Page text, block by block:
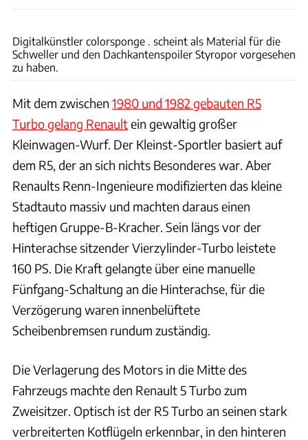
Digitalkünstler colorsponge . scheint als Material für die
Schweller und den Dachkantenspoiler Styropor vorgesehen
zu haben.
Mit dem zwischen 1980 und 1982 gebauten R5
Turbo gelang Renaultein gewaltig großer
Kleinwagen-Wurf. Der Kleinst-Sportler basiert auf
dem R5, der an sich nichts Besonderes war. Aber
Renaults Renn-Ingenieure modifizierten das kleine
Stadtauto massiv und machten daraus einen
heftigen Gruppe-B-Kracher. Sein längs vor der
Hinterachse sitzender Vierzylinder-Turbo leistete
160 PS. Die Kraft gelangte über eine manuelle
Fünfgang-Schaltung an die Hinterachse, für die
Verzögerung waren innenbelüftete
Scheibenbremsen rundum zuständig.
Die Verlagerung des Motors in die Mitte des
Fahrzeugs machte den Renault 5 Turbo zum
Zweisitzer. Optisch ist der R5 Turbo an seinen stark
verbreiterten Kotflügeln erkennbar, in den hinteren